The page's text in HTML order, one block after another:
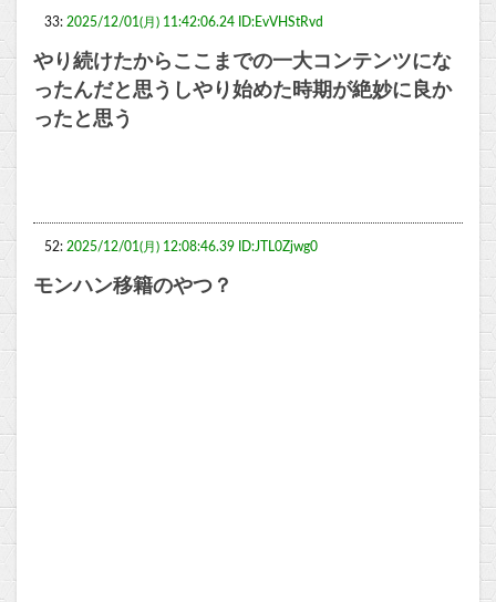
33: 2025/12/01(月) 11:42:06.24 ID:EvVHStRvd
やり続けたからここまでの一大コンテンツにな
ったんだと思うしやり始めた時期が絶妙に良か
ったと思う
52: 2025/12/01(月) 12:08:46.39 ID:JTL0Zjwg0
モンハン移籍のやつ？